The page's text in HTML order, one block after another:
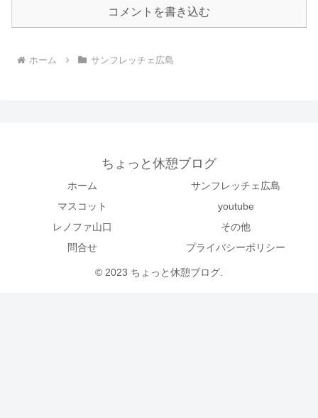
コメントを書き込む
ホーム サンフレッチェ広島
ちょっと休憩ブログ
ホーム
サンフレッチェ広島
マスコット
youtube
レノファ山口
その他
問合せ
プライバシーポリシー
© 2023 ちょっと休憩ブログ.